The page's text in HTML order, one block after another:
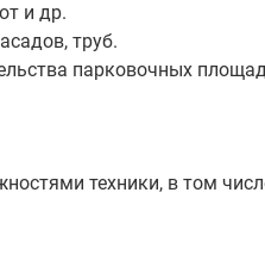
и др.
труб.
парковочных
техники, в том